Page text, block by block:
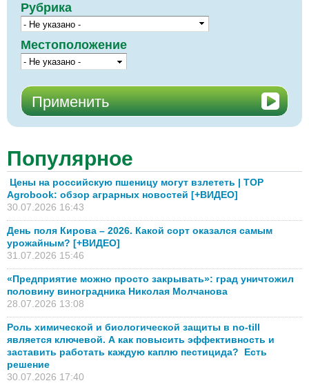
Рубрика
Местоположение
Популярное
Цены на российскую пшеницу могут взлететь | TOP
Agrobook: обзор аграрных новостей [+ВИДЕО]
30.07.2026 16:43
День поля Кирова – 2026. Какой сорт оказался самым
урожайным? [+ВИДЕО]
31.07.2026 15:46
«Предприятие можно просто закрывать»: град уничтожил
половину виноградника Николая Молчанова
28.07.2026 13:08
Роль химической и биологической защиты в no-till
является ключевой. А как повысить эффективность и
заставить работать каждую каплю пестицида? Есть
решение
30.07.2026 17:40